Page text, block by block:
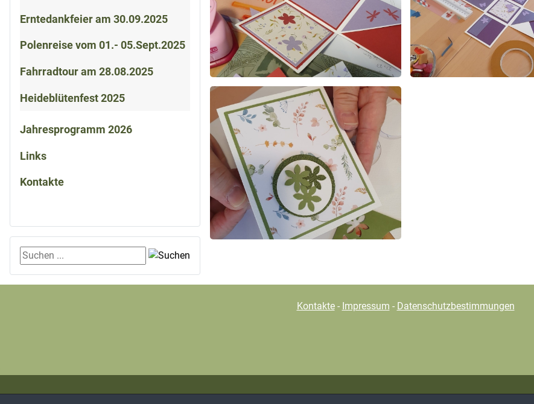
Erntedankfeier am 30.09.2025
Polenreise vom 01.- 05.Sept.2025
Fahrradtour am 28.08.2025
Heideblütenfest 2025
Jahresprogramm 2026
Links
Kontakte
Suchen ...
Kontakte- Impressum - Datenschutzbestimmungen